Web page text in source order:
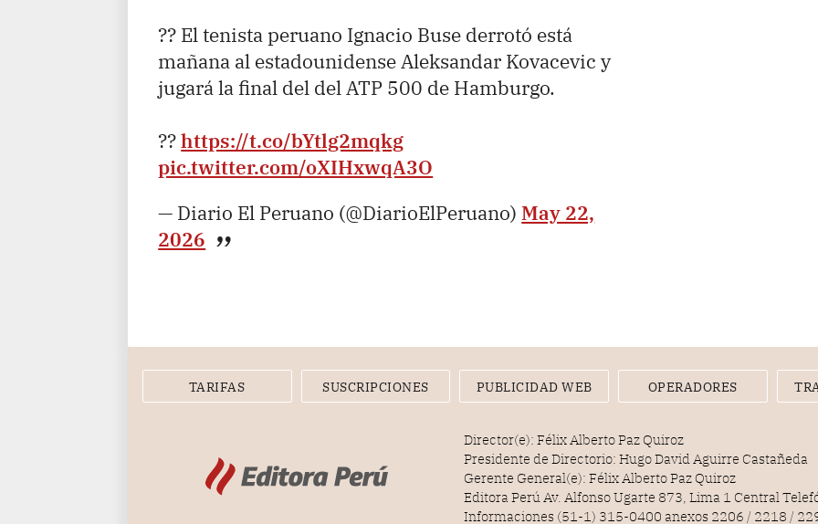
?? El tenista peruano Ignacio Buse derrotó está
mañana al estadounidense Aleksandar Kovacevic y
jugará la final del del ATP 500 de Hamburgo.
??https://t.co/bYtlg2mqkg
pic.twitter.com/oXIHxwqA3O
— Diario El Peruano (@DiarioElPeruano) May 22,
2026
TARIFAS SUSCRIPCIONES PUBLICIDAD WEB OPERADORES
Director(e): Félix Alberto Paz Quiroz
Presidente de Directorio: Hugo David Aguirre Castañeda
Gerente General(e): Félix Alberto Paz Quiroz
Editora Perú Av. Alfonso Ugarte 873, Lima 1 Central
Informaciones (51-1) 315-0400 anexos 2206 / 2218 /